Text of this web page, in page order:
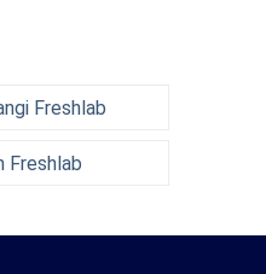
Freshlab
Freshlab